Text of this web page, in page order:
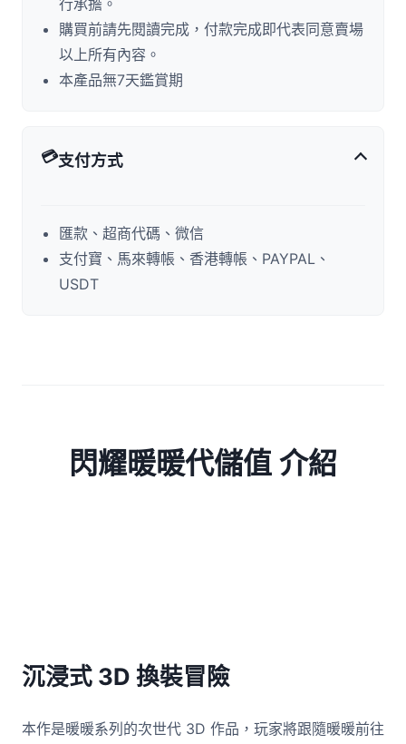
行承擔。
購買前請先閱讀完成，付款完成即代表同意賣場
以上所有內容。
本產品無7天鑑賞期
💳支付方式
匯款、超商代碼、微信
支付寶、馬來轉帳、香港轉帳、PAYPAL、
USDT
閃耀暖暖代儲值 介紹
沉浸式 3D 換裝冒險
本作是暖暖系列的次世代 3D 作品，玩家將跟隨暖暖前往